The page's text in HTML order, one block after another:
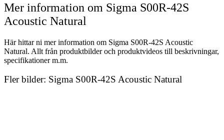
Mer information om Sigma S00R-42S
Acoustic Natural
Här hittar ni mer information om Sigma S00R-42S Acoustic
Natural. Allt från produktbilder och produktvideos till beskrivningar,
specifikationer m.m.
Fler bilder: Sigma S00R-42S Acoustic Natural